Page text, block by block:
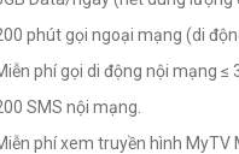
phút gọi ngoại mạng (di
phí gọi di động nội mạng ≤
SMS nội mạng.
phí xem truyền hình